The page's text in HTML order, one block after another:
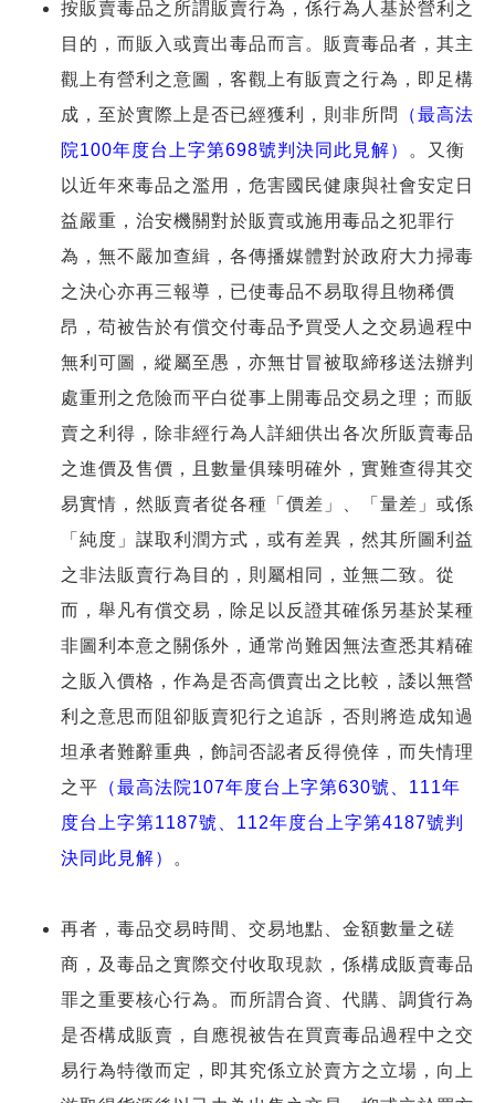
按販賣毒品之所謂販賣行為，係行為人基於營利之
目的，而販入或賣出毒品而言。販賣毒品者，其主
觀上有營利之意圖，客觀上有販賣之行為，即足構
成，至於實際上是否已經獲利，則非所問
（最高法
院100年度台上字第698號判決同此見解）
。又衡
以近年來毒品之濫用，危害國民健康與社會安定日
益嚴重，治安機關對於販賣或施用毒品之犯罪行
為，無不嚴加查緝，各傳播媒體對於政府大力掃毒
之決心亦再三報導，已使毒品不易取得且物稀價
昂，苟被告於有償交付毒品予買受人之交易過程中
無利可圖，縱屬至愚，亦無甘冒被取締移送法辦判
處重刑之危險而平白從事上開毒品交易之理；而販
賣之利得，除非經行為人詳細供出各次所販賣毒品
之進價及售價，且數量俱臻明確外，實難查得其交
易實情，然販賣者從各種「價差」、「量差」或係
「純度」謀取利潤方式，或有差異，然其所圖利益
之非法販賣行為目的，則屬相同，並無二致。從
而，舉凡有償交易，除足以反證其確係另基於某種
非圖利本意之關係外，通常尚難因無法查悉其精確
之販入價格，作為是否高價賣出之比較，諉以無營
利之意思而阻卻販賣犯行之追訴，否則將造成知過
坦承者難辭重典，飾詞否認者反得僥倖，而失情理
之平 （最高法院107年度台上字第630號、111年
度台上字第1187號、112年度台上字第4187號判
決同此見解）
。
再者，毒品交易時間、交易地點、金額數量之磋
商，及毒品之實際交付收取現款，係構成販賣毒品
罪之重要核心行為。而所謂合資、代購、調貨行為
是否構成販賣，自應視被告在買賣毒品過程中之交
易行為特徵而定，即其究係立於賣方之立場，向上